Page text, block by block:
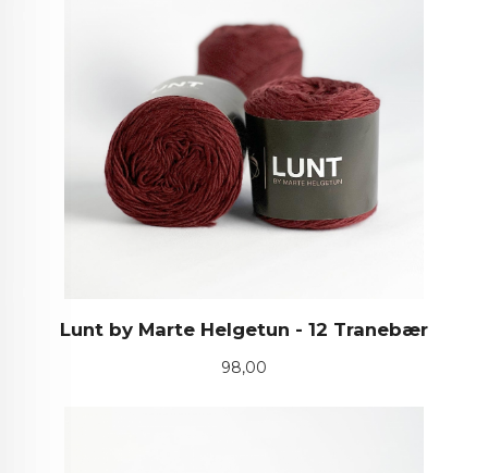
Lunt by Marte Helgetun - 12 Tranebær
Pris
98,00